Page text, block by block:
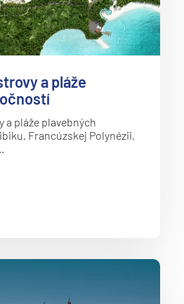
a pláže
a pláže plavebných
Francúzskej Polynézii,